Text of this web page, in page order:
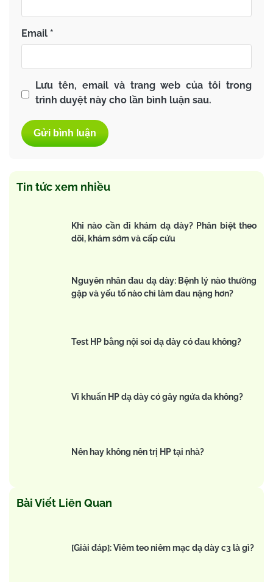
Email *
Lưu tên, email và trang web của tôi trong
trình duyệt này cho lần bình luận sau.
Tin tức xem nhiều
Khi nào cần đi khám dạ dày? Phân biệt theo
dõi, khám sớm và cấp cứu
Nguyên nhân đau dạ dày: Bệnh lý nào thường
gặp và yếu tố nào chỉ làm đau nặng hơn?
Test HP bằng nội soi dạ dày có đau không?
Vi khuẩn HP dạ dày có gây ngứa da không?
Nên hay không nên trị HP tại nhà?
Bài Viết Liên Quan
[Giải đáp]: Viêm teo niêm mạc dạ dày c3 là gì?